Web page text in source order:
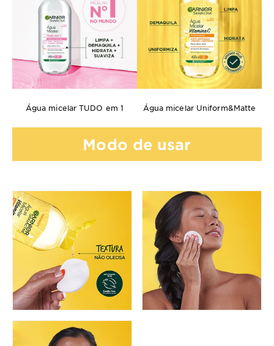
Água micelar TUDO em 1 Água micelar Uniform&Matte
Modo de usar